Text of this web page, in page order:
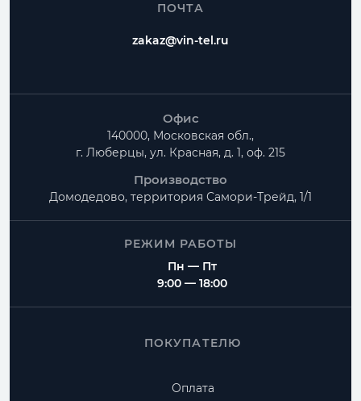
ПОЧТА
zakaz@vin-tel.ru
Офис
140000, Московская обл.,
г. Люберцы, ул. Красная, д. 1, оф. 215
Производство
Домодедово, территория Самори-Трейд, 1/1
РЕЖИМ РАБОТЫ
Пн — Пт
9:00 — 18:00
ПОКУПАТЕЛЮ
Оплата